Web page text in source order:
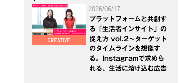
2026/06/17
プラットフォームと共創す
る「生活者インサイト」の
捉え方 vol.2～ターゲット
のタイムラインを想像す
る。Instagramで求めら
れる、生活に溶け込む広告